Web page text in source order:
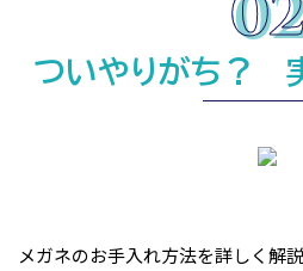
ついやりがち？
メガネのお手入れ方法を詳しく解